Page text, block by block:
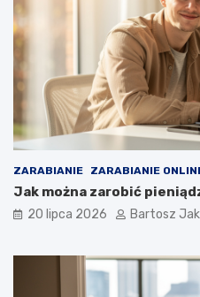
ZARABIANIE ZARABIANIE
Jak można zarobić
20 lipca 2026 Bartosz